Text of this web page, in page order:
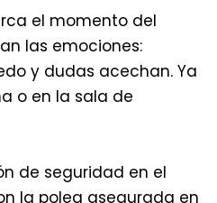
el momento del
las emociones:
y dudas acechan. Ya
o en la sala de
de seguridad en el
la polea asegurada en